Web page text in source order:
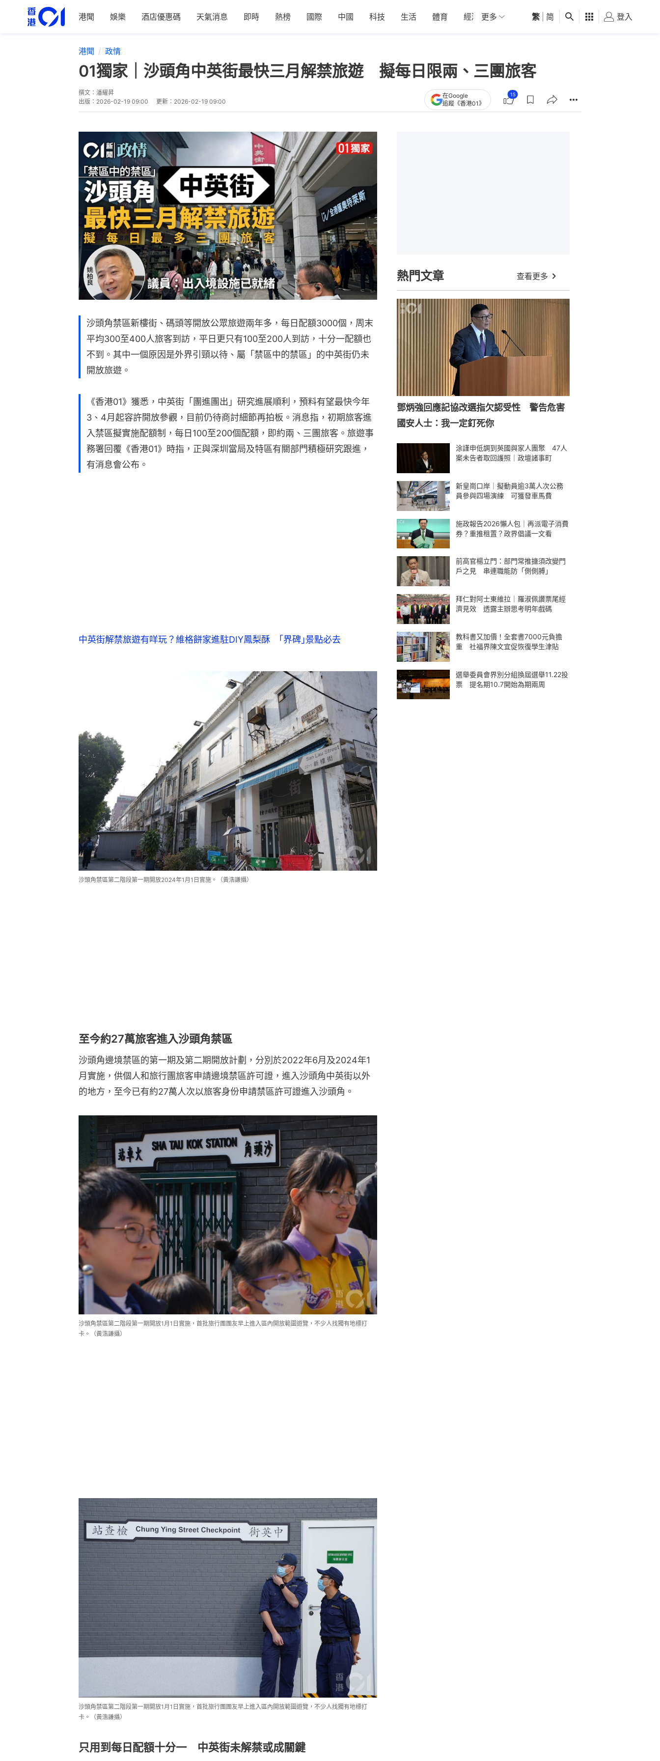
港聞 娛樂 酒店優惠碼 天氣消息 即時 熱榜 國際 中國 科技 生活 體育 經濟 01深圳 觀點 健康 好食玩飛
更多 繁 简 登入
港聞 政情
01獨家｜沙頭角中英街最快三月解禁旅遊 擬每日限兩、三團旅客
撰文： 潘耀昇
出版： 2026-02-19 09:00 更新： 2026-02-19 09:00
在Google
追蹤《香港01》
15
沙頭角禁區新樓街、碼頭等開放公眾旅遊兩年多，每日配額3000個，周末
平均300至400人旅客到訪，平日更只有100至200人到訪，十分一配額也
不到。其中一個原因是外界引頸以待、屬「禁區中的禁區」的中英街仍未
開放旅遊。
《香港01》獲悉，中英街「團進團出」研究進展順利，預料有望最快今年
3、4月起容許開放參觀，目前仍待商討細節再拍板。消息指，初期旅客進
入禁區擬實施配額制，每日100至200個配額，即約兩、三團旅客。旅遊事
務署回覆《香港01》時指，正與深圳當局及特區有關部門積極研究跟進，
有消息會公布。
中英街解禁旅遊有咩玩？維格餅家進駐DIY鳳梨酥 ｢界碑｣景點必去
沙頭角禁區第二階段第一期開放2024年1月1日實施。（黃浩謙攝）
至今約27萬旅客進入沙頭角禁區
沙頭角邊境禁區的第一期及第二期開放計劃，分別於2022年6月及2024年1
月實施，供個人和旅行團旅客申請邊境禁區許可證，進入沙頭角中英街以外
的地方，至今已有約27萬人次以旅客身份申請禁區許可證進入沙頭角。
沙頭角禁區第二階段第一期開放1月1日實施，首批旅行團團友早上進入區內開放範圍遊覽，不少人找獨有地標打
卡。（黃浩謙攝）
沙頭角禁區第二階段第一期開放1月1日實施，首批旅行團團友早上進入區內開放範圍遊覽，不少人找獨有地標打
卡。（黃浩謙攝）
只用到每日配額十分一 中英街未解禁或成關鍵
熱門文章 查看更多
鄧炳強回應記協改選指欠認受性 警告危害
國安人士：我一定釘死你
涂謹申低調到英國與家人團聚 47人
案未告者取回護照｜政壇諸事町
新皇崗口岸｜擬動員逾3萬人次公務
員參與四場演練 可獲發車馬費
施政報告2026懶人包｜再派電子消費
券？重推租置？政界倡議一文看
前高官楊立門：部門常推搪須改變門
戶之見 串連職能防「側側膊」
拜仁對阿士東維拉｜羅淑佩讚票尾經
濟見效 透露主辦思考明年戲碼
教科書又加價！全套書7000元負擔
重 社福界陳文宜促恢復學生津貼
選舉委員會界別分組換屆選舉11.22投
票 提名期10.7開始為期兩周